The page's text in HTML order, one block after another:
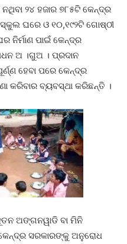
୨୪ ହଜାର ୭୮୫ଟି କେନ୍ଦ୍ର
ଘରେ ଓ ୧୦,୧୯୨ଟି ଗୋଷ୍ଠୀ
ନିର୍ମାଣ ପାଇଁ କେନ୍ଦ୍ର
ଅ ।ଗୁଅ । ପ୍ରଦାନ
ହେବା ପରେ କେନ୍ଦ୍ର
କରିବାର ବ୍ୟବସ୍ଥା କରିଛନ୍ତି ।
ଅଙ୍ଗନୱାଡି ବା ମିନି
ସରକାରଙ୍କୁ ଅନୁରୋଧ